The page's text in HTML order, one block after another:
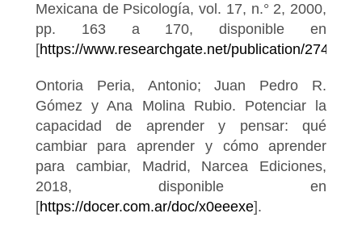
Mexicana de Psicología, vol. 17, n.° 2, 2000,
pp. 163 a 170, disponible en
[https://www.researchgate.net/publication/
Ontoria Peria, Antonio; Juan Pedro R.
Gómez y Ana Molina Rubio. Potenciar la
capacidad de aprender y pensar: qué
cambiar para aprender y cómo aprender
para cambiar, Madrid, Narcea Ediciones,
2018, disponible en
[https://docer.com.ar/doc/x0eeexe].